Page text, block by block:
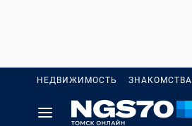
НЕДВИЖИМОСТЬ ЗНАКОМСТВА